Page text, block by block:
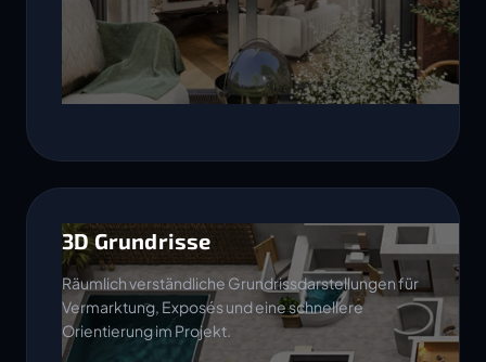
3D Grundrisse
Räumlich verständliche Grundrissdarstellungen für
Vermarktung, Exposés und eine schnellere
Orientierung im Projekt.